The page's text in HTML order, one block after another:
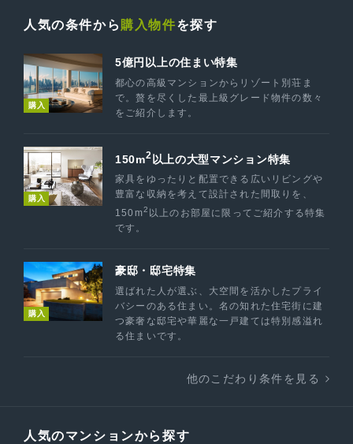
人気の条件から 購入物件を探す
購入
5億円以上の住まい特集
都心の高級マンションからリゾート別荘ま
で。贅を尽くした最上級グレード物件の数々
をご紹介します。
購入
150m2 以上の大型マンション特集
家具をゆったりと配置できる広いリビングや
豊富な収納を考えて設計された間取りを、
150m2 以上のお部屋に限ってご紹介する特集
です。
購入
豪邸・邸宅特集
選ばれた人が選ぶ、大空間を活かしたプライ
バシーのある住まい。名の知れた住宅街に建
つ豪奢な邸宅や華麗な一戸建ては特別感溢れ
る住まいです。
他のこだわり条件を見る
人気のマンションから探す